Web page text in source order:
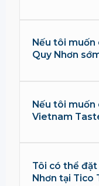
Nếu tôi
Quy Nhơn
Nếu tôi
Vietnam
Tôi có thể
Nhơn tại Tico